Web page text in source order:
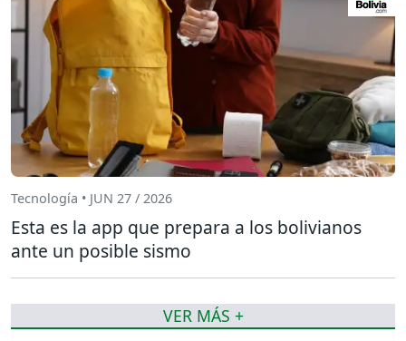
Tecnología • JUN 27 / 2026
Esta es la app que prepara a los bolivianos
ante un posible sismo
VER MÁS +